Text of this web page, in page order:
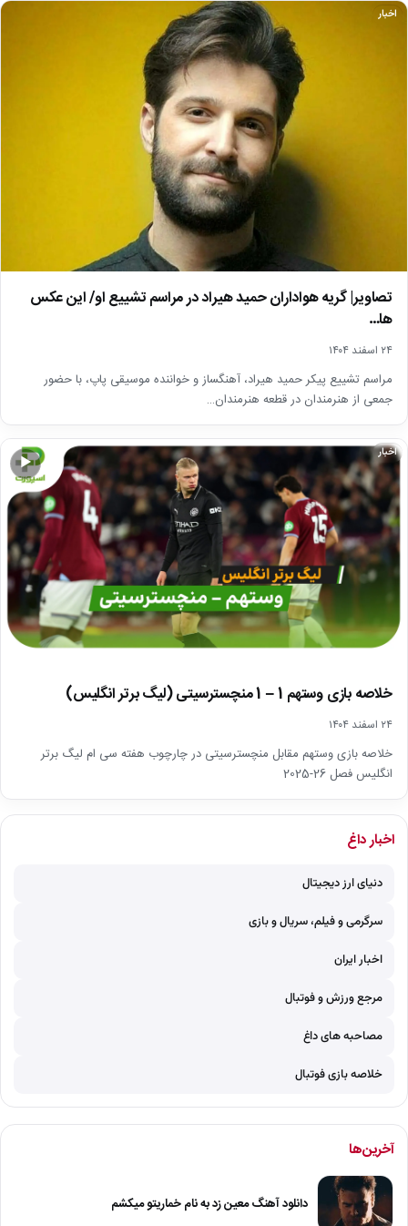
اخبار
تصاویر| گریه هواداران حمید هیراد در مراسم تشییع او/ این عکس
ها…
۲۴ اسفند ۱۴۰۴
مراسم تشییع پیکر حمید هیراد، آهنگساز و خواننده موسیقی پاپ، با حضور
جمعی از هنرمندان در قطعه هنرمندان…
▶
اخبار
خلاصه بازی وستهم 1 – 1 منچسترسیتی (لیگ برتر انگلیس)
۲۴ اسفند ۱۴۰۴
خلاصه بازی وستهم مقابل منچسترسیتی در چارچوب هفته سی ام لیگ برتر
انگلیس فصل 26-2025
اخبار داغ
دنیای ارز دیجیتال
سرگرمی و فیلم، سریال و بازی
اخبار ایران
مرجع ورزش و فوتبال
مصاحبه های داغ
خلاصه بازی فوتبال
آخرین‌ها
دانلود آهنگ معین زد به نام خماریتو میکشم